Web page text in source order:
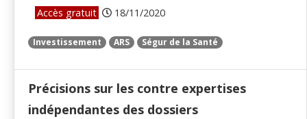
Accès gratuit 18/11/2020
Investissement ARS Ségur de la Santé
Précisions sur les contre expertises
indépendantes des dossiers